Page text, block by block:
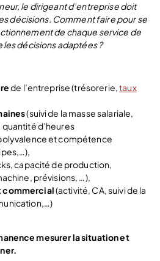
le dirigeant d’entreprise doit
décisions. Comment faire pour se
de chaque service de
décisions adaptées ?
de l’entreprise (trésorerie,taux
(suivi de la masse salariale,
d’heures
et compétence
capacité de production,
prévisions, …),
commercial(activité, CA, suivi de la
mesurer la situation et